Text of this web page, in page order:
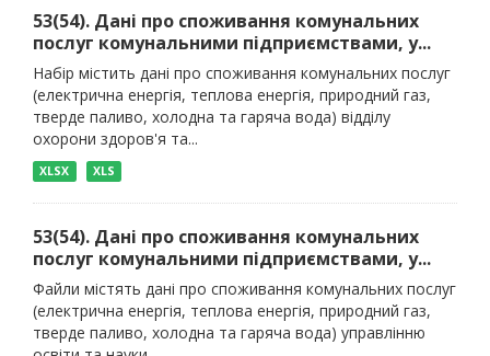
53(54). Дані про споживання комунальних
послуг комунальними підприємствами, у...
Набір містить дані про споживання комунальних послуг
(електрична енергія, теплова енергія, природний газ,
тверде паливо, холодна та гаряча вода) відділу
охорони здоров'я та...
XLSX XLS
53(54). Дані про споживання комунальних
послуг комунальними підприємствами, у...
Файли містять дані про споживання комунальних послуг
(електрична енергія, теплова енергія, природний газ,
тверде паливо, холодна та гаряча вода) управлінню